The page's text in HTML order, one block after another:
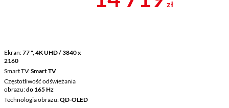
Ekran 77 ", 4K UHD / 3840 x
2160
Smart TV Smart TV
Częstotliwość odświeżania
obrazu do 165 Hz
Technologia obrazu QD-OLED
zł